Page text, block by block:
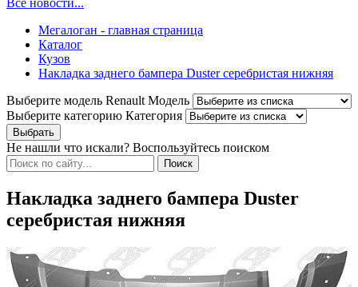
Все новости...
Мегалоган - главная страница
Каталог
Кузов
Накладка заднего бампера Duster серебристая нижняя
Выберите модель Renault Модель
Выберите категорию Категория
Не нашли что искали? Воспользуйтесь поиском
Накладка заднего бампера Duster
серебристая нижняя